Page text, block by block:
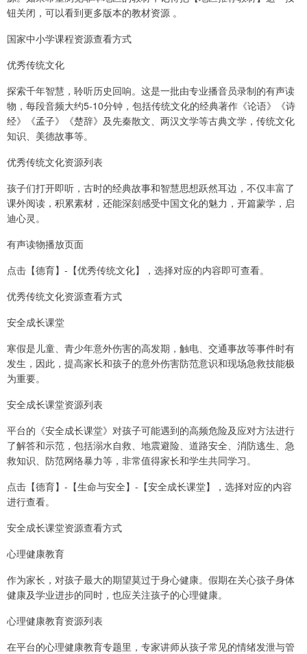
钮关闭，可以看到更多版本的教材资源 。
国家中小学课程资源查看方式
优秀传统文化
探索千年智慧，聆听历史回响。这是一批由专业播音员录制的有声读
物，每段音频大约5-10分钟，包括传统文化的经典著作《论语》《诗
经》《孟子》《楚辞》及先秦散文、两汉文学等古典文学，传统文化
知识、美德故事等。
优秀传统文化资源列表
孩子们打开即听，古时的经典故事和智慧思想跃然耳边，不仅丰富了
课外阅读，积累素材，还能深刻感受中国文化的魅力，开篇蒙学，启
迪心灵。
有声读物播放页面
点击【德育】-【优秀传统文化】，选择对应的内容即可查看。
优秀传统文化资源查看方式
安全成长课堂
寒假是儿童、青少年意外伤害的高发期，触电、交通事故等事件时有
发生，因此，提高家长和孩子的意外伤害防范意识和现场急救技能极
为重要。
安全成长课堂资源列表
平台的《安全成长课堂》对孩子可能遇到的高频危险及应对方法进行
了解答和示范，包括溺水自救、地震避险、道路安全、消防逃生、急
救知识、防范网络暴力等，非常值得家长和学生共同学习。
点击【德育】-【生命与安全】-【安全成长课堂】，选择对应的内容
进行查看。
安全成长课堂资源查看方式
心理健康教育
作为家长，对孩子最大的期望莫过于身心健康。假期在关心孩子身体
健康及学业进步的同时，也应关注孩子的心理健康。
心理健康教育资源列表
在平台的心理健康教育专题里，专家讲师从孩子常见的情绪发泄与管